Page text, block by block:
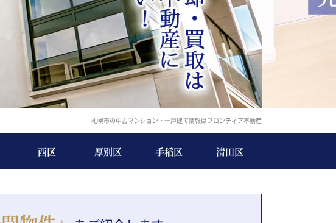
札幌市の中古マンション・一戸建て情報はフロンティア不動産
西区 厚別区 手稲区 清田区